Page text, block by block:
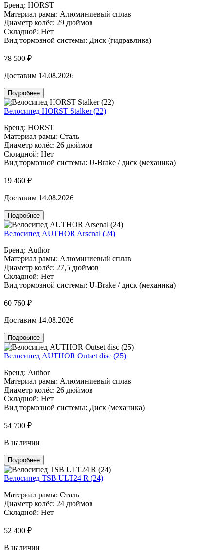
Бренд: HORST
Материал рамы: Алюминиевый сплав
Диаметр колёс: 29 дюймов
Складной: Нет
Вид тормозной системы: Диск (гидравлика)
78 500 ₽
Доставим 14.08.2026
Подробнее
Велосипед HORST Stalker (22)
Бренд: HORST
Материал рамы: Сталь
Диаметр колёс: 26 дюймов
Складной: Нет
Вид тормозной системы: U-Brake / диск (механика)
19 460 ₽
Доставим 14.08.2026
Подробнее
Велосипед AUTHOR Arsenal (24)
Бренд: Author
Материал рамы: Алюминиевый сплав
Диаметр колёс: 27,5 дюймов
Складной: Нет
Вид тормозной системы: U-Brake / диск (механика)
60 760 ₽
Доставим 14.08.2026
Подробнее
Велосипед AUTHOR Outset disc (25)
Бренд: Author
Материал рамы: Алюминиевый сплав
Диаметр колёс: 26 дюймов
Складной: Нет
Вид тормозной системы: Диск (механика)
54 700 ₽
В наличии
Подробнее
Велосипед TSB ULT24 R (24)
Материал рамы: Сталь
Диаметр колёс: 24 дюймов
Складной: Нет
52 400 ₽
В наличии